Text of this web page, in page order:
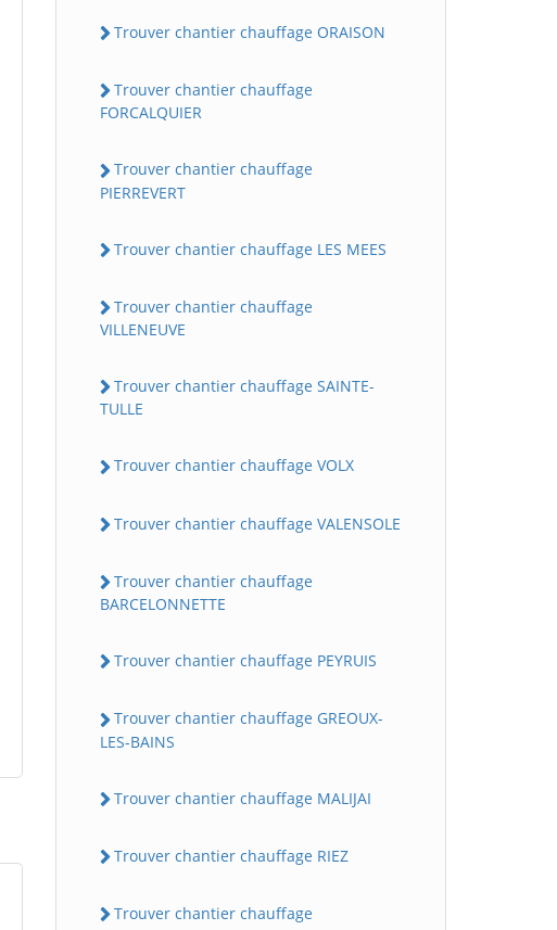
Trouver chantier chauffage ORAISON
Trouver chantier chauffage
FORCALQUIER
Trouver chantier chauffage
PIERREVERT
Trouver chantier chauffage LES MEES
Trouver chantier chauffage
VILLENEUVE
Trouver chantier chauffage SAINTE-
TULLE
Trouver chantier chauffage VOLX
Trouver chantier chauffage VALENSOLE
Trouver chantier chauffage
BARCELONNETTE
Trouver chantier chauffage PEYRUIS
Trouver chantier chauffage GREOUX-
LES-BAINS
Trouver chantier chauffage MALIJAI
Trouver chantier chauffage RIEZ
Trouver chantier chauffage